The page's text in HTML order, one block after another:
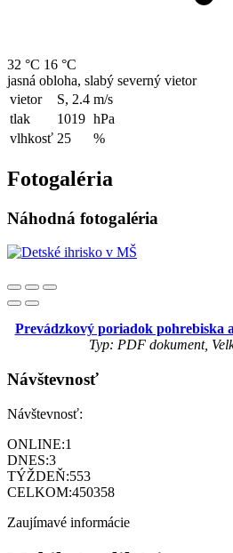
32 °C 16 °C
jasná obloha, slabý severný vietor
vietor
S, 2.4 m/s
tlak
1019 hPa
vlhkosť 25 %
Fotogaléria
Náhodná fotogaléria
Prevádzkový poriadok pohrebiska
Typ: PDF dokument,
Návštevnosť
Návštevnosť:
ONLINE:1
DNES:3
TÝŽDEŇ:553
CELKOM:450358
Zaujímavé informácie